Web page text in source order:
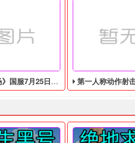
间内找回换号！ 绝地求生白号： 四无
2036年，世界上
，首月营收近5000万美元 第一人称动作射击游戏《绝地